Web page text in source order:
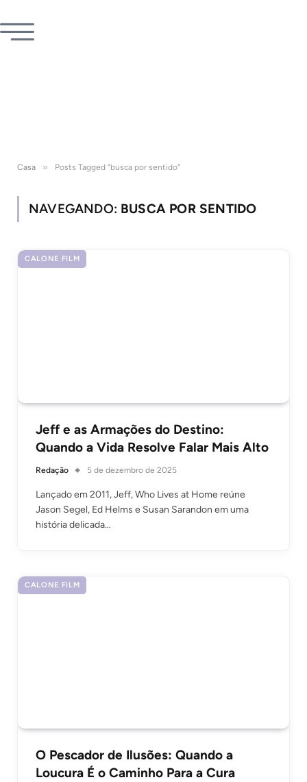
Casa » Posts Tagged "busca por sentido"
NAVEGANDO: BUSCA POR SENTIDO
CALONE FILM
Jeff e as Armações do Destino:
Quando a Vida Resolve Falar Mais Alto
Redação 5 de dezembro de 2025
Lançado em 2011, Jeff, Who Lives at Home reúne
Jason Segel, Ed Helms e Susan Sarandon em uma
história delicada…
CALONE FILM
O Pescador de Ilusões: Quando a
Loucura É o Caminho Para a Cura